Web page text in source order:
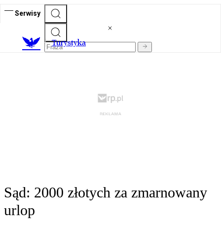
Serwisy
Turystyka
Sąd: 2000 złotych za zmarnowany
urlop